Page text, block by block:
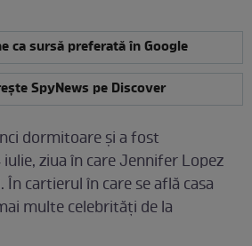
ca sursă preferată în Google
SpyNews pe Discover
dormitoare și a fost
ziua în care Jennifer Lopez
cartierul în care se află casa
multe celebrități de la